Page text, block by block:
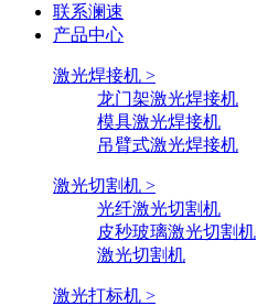
联系澜速
产品中心
激光焊接机 >
龙门架激光焊接机
模具激光焊接机
吊臂式激光焊接机
激光切割机 >
光纤激光切割机
皮秒玻璃激光切割机
激光切割机
激光打标机 >